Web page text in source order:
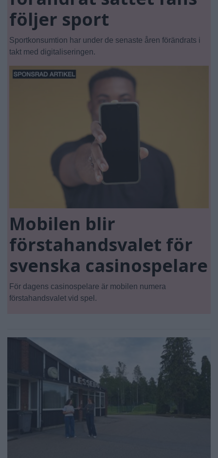
följer sport
Sportkonsumtion har under de senaste åren förändrats i
takt med digitaliseringen.
Mobilen blir
förstahandsvalet för
svenska casinospelare
För dagens casinospelare är mobilen numera
förstahandsvalet vid spel.